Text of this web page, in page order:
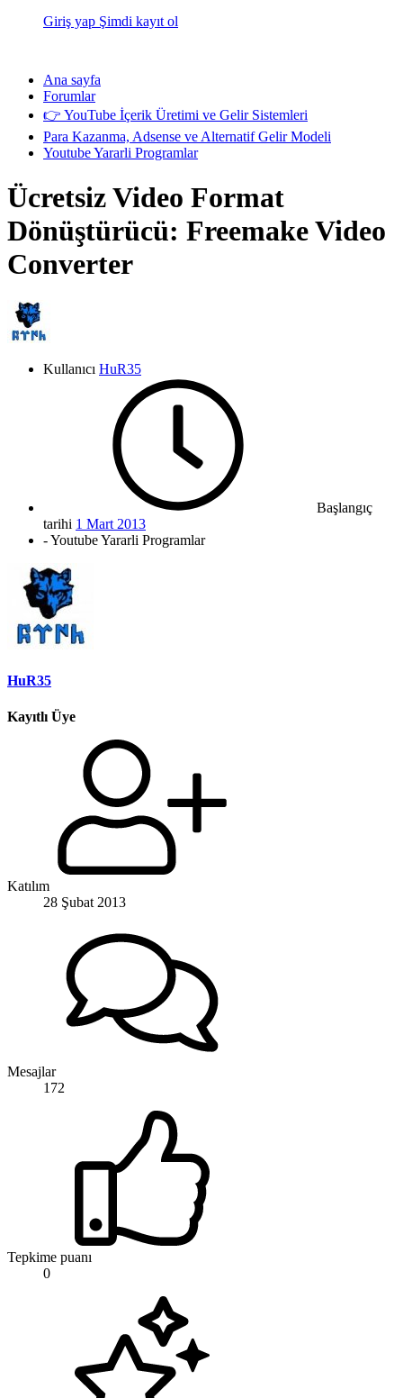
Giriş yap Şimdi kayıt ol
Ana sayfa
Forumlar
👉 YouTube İçerik Üretimi ve Gelir Sistemleri
Para Kazanma, Adsense ve Alternatif Gelir Modeli
Youtube Yararli Programlar
Ücretsiz Video Format
Dönüştürücü: Freemake Video
Converter
Kullanıcı HuR35
Başlangıç
tarihi 1 Mart 2013
- Youtube Yararli Programlar
HuR35
Kayıtlı Üye
Katılım
28 Şubat 2013
Mesajlar
172
Tepkime puanı
0